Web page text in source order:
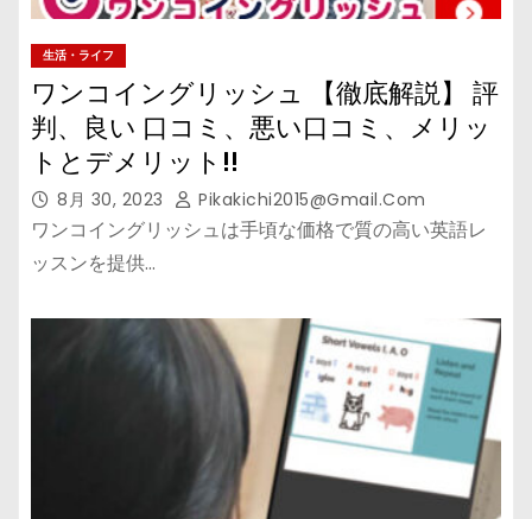
生活・ライフ
ワンコイングリッシュ 【徹底解説】 評
判、良い 口コミ、悪い口コミ、メリッ
トとデメリット!!
8月 30, 2023 Pikakichi2015@gmail.com
ワンコイングリッシュは手頃な価格で質の高い英語レ
ッスンを提供…